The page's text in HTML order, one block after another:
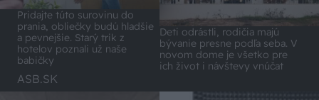
Pridajte túto surovinu do
prania, obliečky budú hladšie
a pevnejšie. Starý trik z
hotelov poznali už naše
babičky
Deti odrástli, rodičia majú
bývanie presne podľa seba. V
novom dome je všetko pre
ich život i návštevy vnúčat
ASB.SK